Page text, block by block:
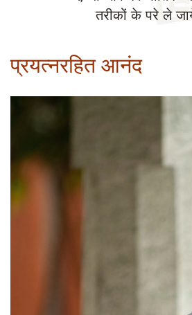
तरीकों के परे ले
प्रयत्नरहित आनंद